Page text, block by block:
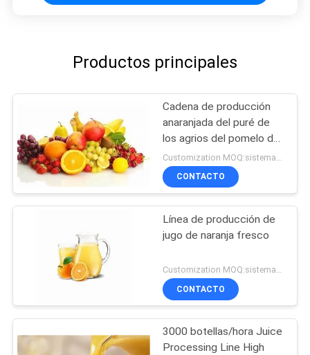
Productos principales
Cadena de producción
anaranjada del puré de
los agrios del pomelo del
limón
CONTACTO
Línea de producción de
jugo de naranja fresco
Customization MOQ:sistemas 1
CONTACTO
3000 botellas/hora Juice
Processing Line High